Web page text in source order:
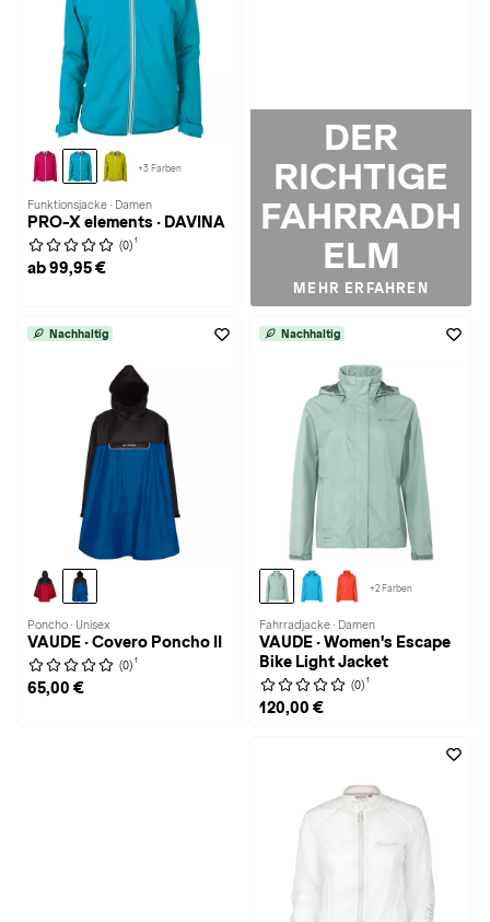
+3 Farben
Funktionsjacke · Damen
PRO-X elements · DAVINA
(0) 1
ab 99,95 €
DER
RICHTIGE
FAHRRADH
ELM
MEHR ERFAHREN
Nachhaltig
Poncho · Unisex
VAUDE · Covero Poncho II
(0) 1
65,00 €
Nachhaltig
+2 Farben
Fahrradjacke · Damen
VAUDE · Women's Escape
Bike Light Jacket
(0) 1
120,00 €